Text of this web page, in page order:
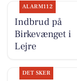
ALARM112
Indbrud på
Birkevænget i
Lejre
DET SKER